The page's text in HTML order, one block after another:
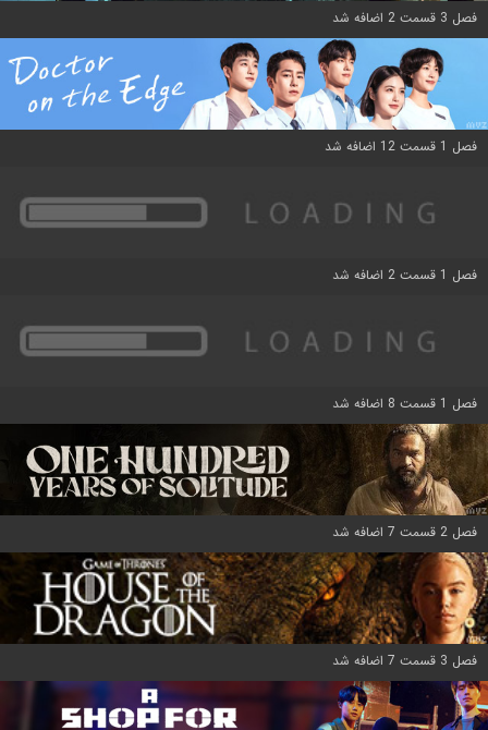
فصل 3 قسمت 2 اضافه شد
فصل 1 قسمت 12 اضافه شد
فصل 1 قسمت 2 اضافه شد
فصل 1 قسمت 8 اضافه شد
فصل 2 قسمت 7 اضافه شد
فصل 3 قسمت 7 اضافه شد